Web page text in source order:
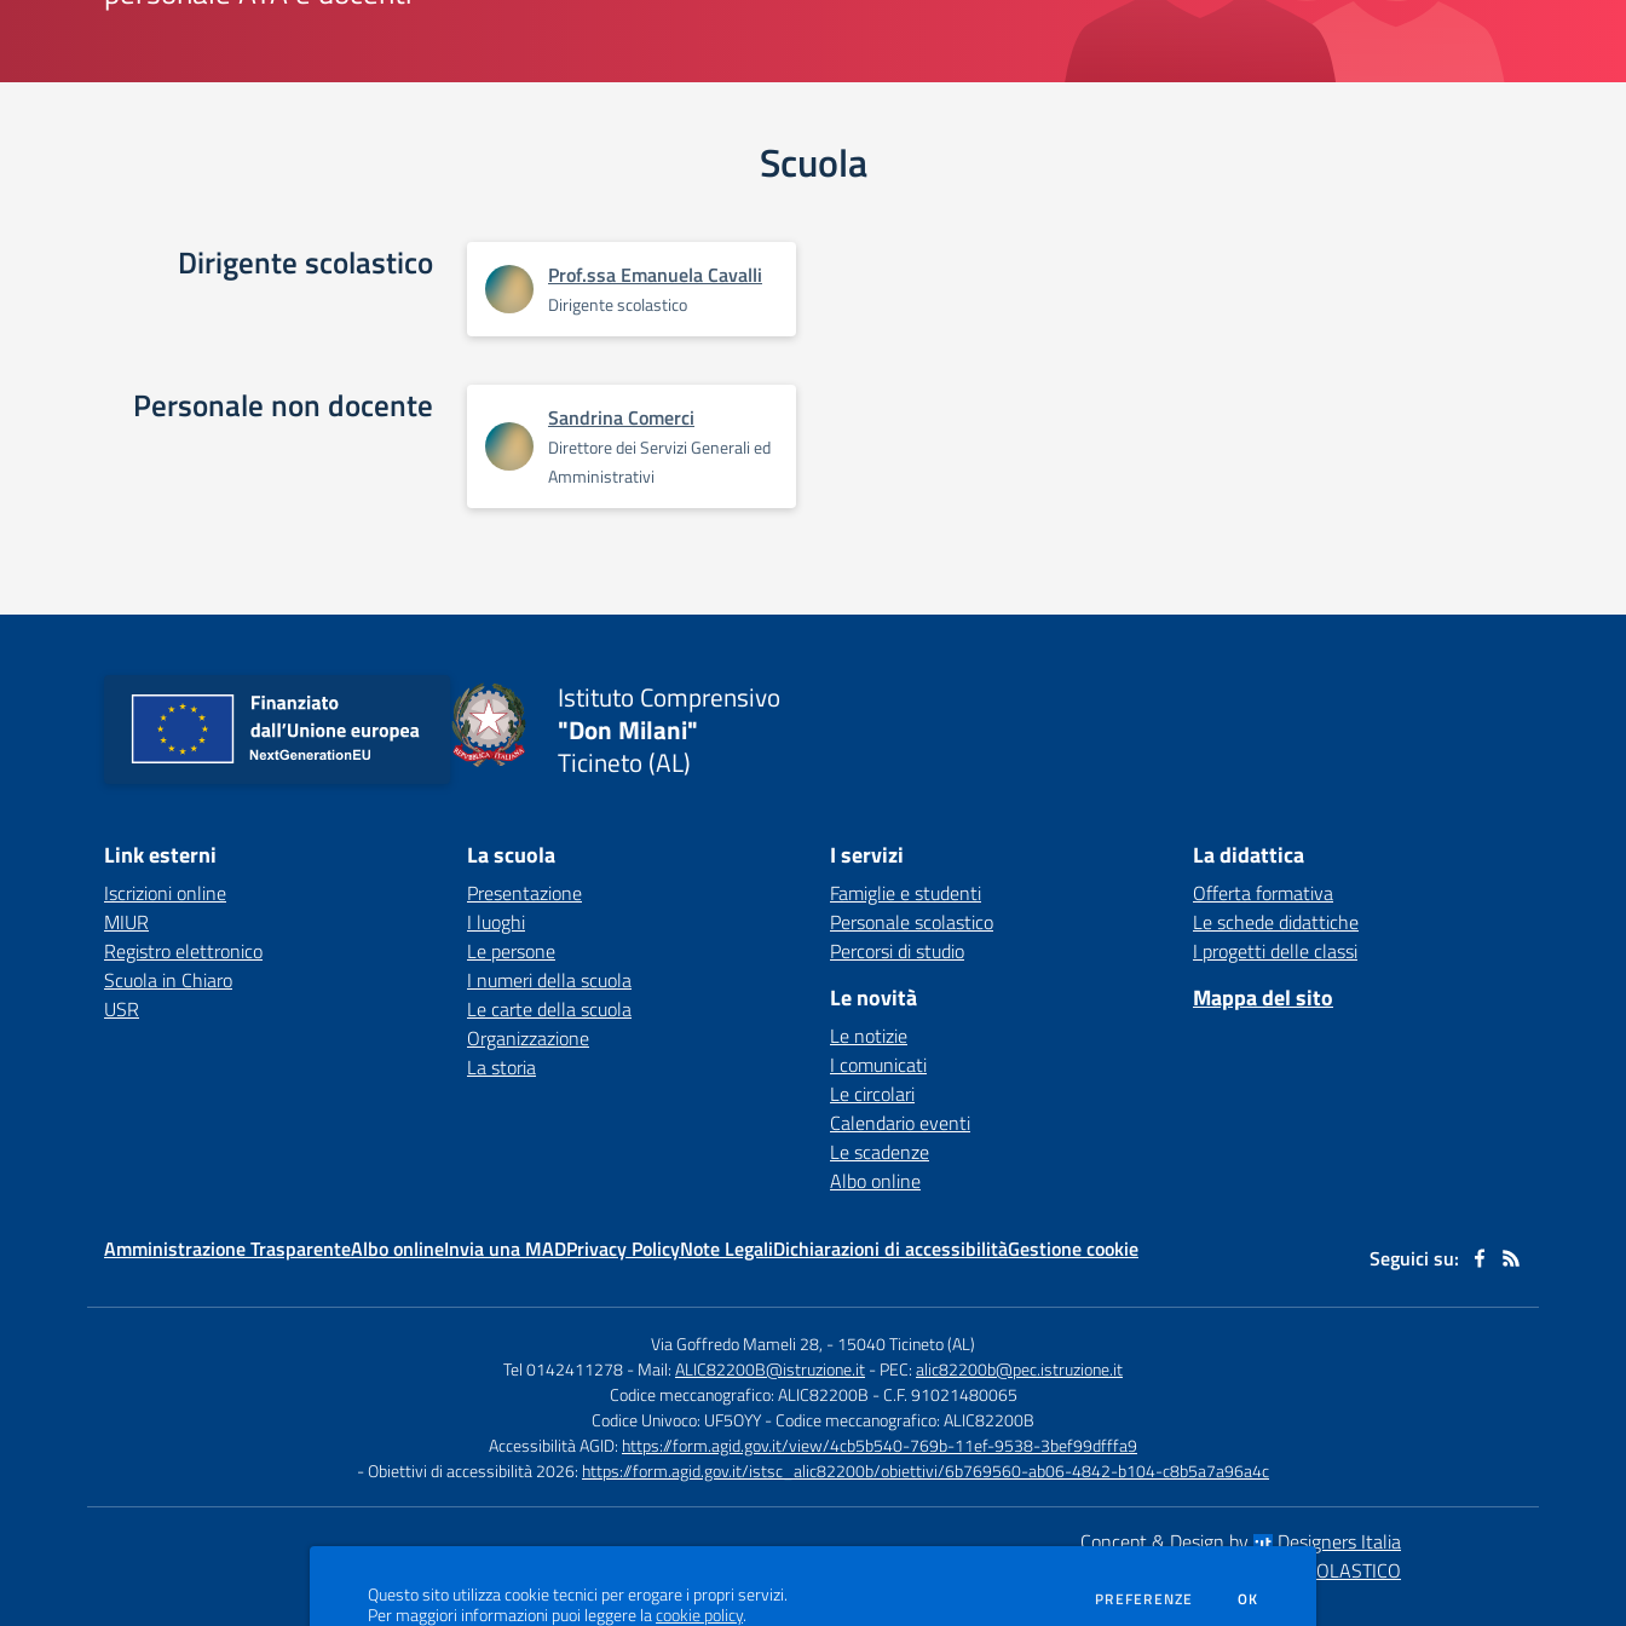
Scuola
Dirigente scolastico Prof.ssa Emanuela Cavalli
Dirigente scolastico
Personale non docente Sandrina Comerci
Direttore dei Servizi Generali ed
Amministrativi
Istituto Comprensivo
"Don Milani"
Ticineto (AL)
Link esterni
Iscrizioni online
MIUR
Registro elettronico
Scuola in Chiaro
USR
La scuola
Presentazione
I luoghi
Le persone
I numeri della scuola
Le carte della scuola
Organizzazione
La storia
I servizi
Famiglie e studenti
Personale scolastico
Percorsi di studio
Le novità
Le notizie
I comunicati
Le circolari
Calendario eventi
Le scadenze
Albo online
La didattica
Offerta formativa
Le schede didattiche
I progetti delle classi
Mappa del sito
Amministrazione TrasparenteAlbo onlineInvia una MADPrivacy PolicyNote LegaliDichiarazioni di accessibilitàGestione cookie Seguici su:
Via Goffredo Mameli 28, -15040 Ticineto (AL)
Tel 0142411278- Mail:ALIC82200B@istruzione.it- PEC:alic82200b@pec.istruzione.it
Codice meccanografico: ALIC82200B - C.F. 91021480065
Codice Univoco: UF5OYY- Codice meccanografico: ALIC82200B
Accessibilità AGID: https://form.agid.gov.it/view/4cb5b540-769b-11ef-9538-3bef99dfffa9
- Obiettivi di accessibilità 2026: https://form.agid.gov.it/istsc_alic82200b/obiettivi/6b769560-ab06-4842-b104-c8b5a7a96a4c
Concept & Design by
Designers Italia
SCUOLASTICO
Questo sito utilizza cookie tecnici per erogare i propri servizi.
Per maggiori informazioni puoi leggere lacookie policy.
PREFERENZE DEI COOKIE
OK